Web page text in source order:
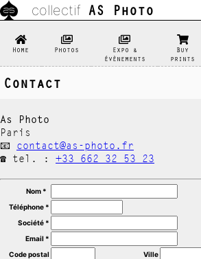
collectif AS Photo
Home Photos
Expo &
évènements
Buy
prints
Contact
As Photo
Paris
📧 contact@as-photo.fr
☎️ tel. : +33 662 32 53 23
Nom *
Téléphone *
Société *
Email *
Code postal
Ville